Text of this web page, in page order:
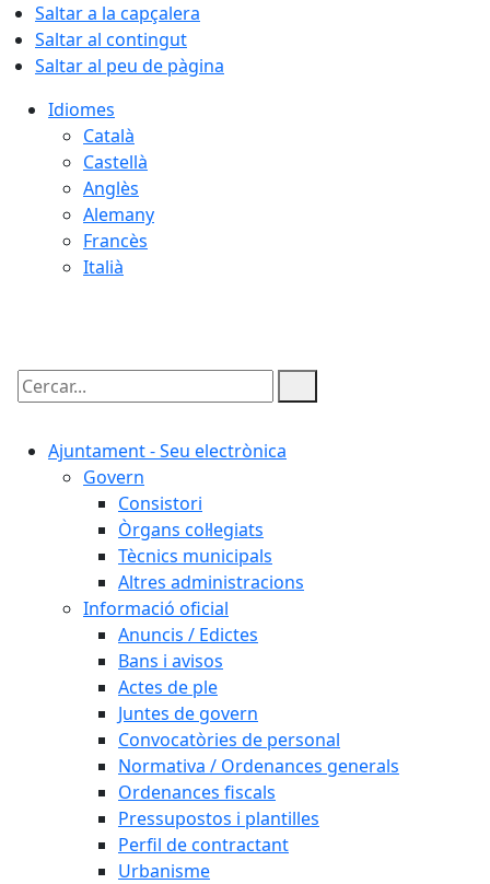
Saltar a la capçalera
Saltar al contingut
Saltar al peu de pàgina
Idiomes
Català
Castellà
Anglès
Alemany
Francès
Italià
Cercar:
Ajuntament - Seu electrònica
Govern
Consistori
Òrgans col·legiats
Tècnics municipals
Altres administracions
Informació oficial
Anuncis / Edictes
Bans i avisos
Actes de ple
Juntes de govern
Convocatòries de personal
Normativa / Ordenances generals
Ordenances fiscals
Pressupostos i plantilles
Perfil de contractant
Urbanisme